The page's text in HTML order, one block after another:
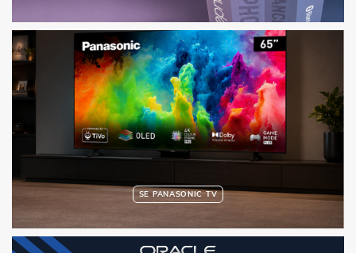
SE PANASONIC TV